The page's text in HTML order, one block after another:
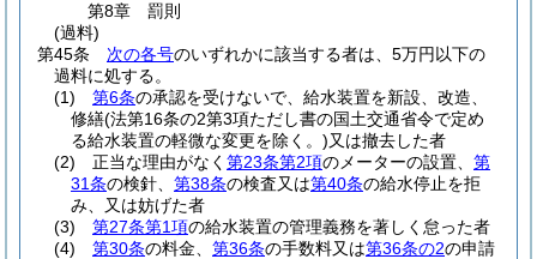
第8章
罰則
(過料)
第45条
次の各号のいずれかに該当する者は、5万円以下の
過料に処する。
(1)
第6条の承認を受けないで、給水装置を新設、改造、
修繕(法第16条の2第3項ただし書の国土交通省令で定め
る給水装置の軽微な変更を除く。)又は撤去した者
(2)
正当な理由がなく 第23条第2項のメーターの設置、 第
31条の検針、 第38条の検査又は第40条の給水停止を拒
み、又は妨げた者
(3)
第27条第1項の給水装置の管理義務を著しく怠った者
(4)
第30条の料金、 第36条の手数料又は第36条の2の申請